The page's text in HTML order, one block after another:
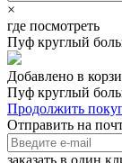
×
где посмотреть
Пуф круглый
Добавлено в
Пуф круглый
Продолжить
Отправить на
заказать в один